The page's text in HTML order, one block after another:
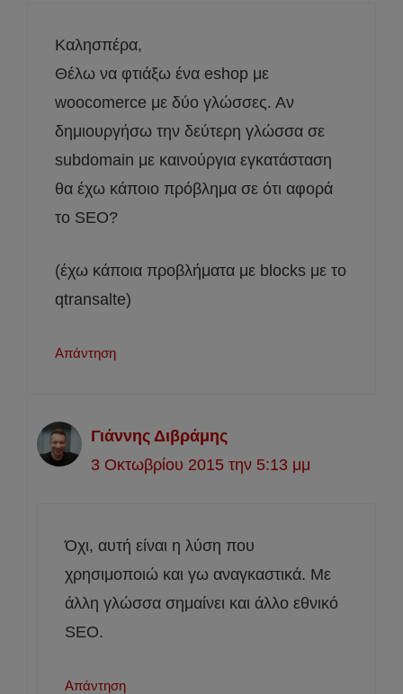
Καλησπέρα,
Θέλω να φτιάξω ένα eshop με
woocomerce με δύο γλώσσες. Αν
δημιουργήσω την δεύτερη γλώσσα σε
subdomain με καινούργια εγκατάσταση
θα έχω κάποιο πρόβλημα σε ότι αφορά
το SEO?
(έχω κάποια προβλήματα με blocks με το
qtransalte)
Απάντηση
Γιάννης Διβράμης
3 Οκτωβρίου 2015 την 5:13 μμ
Όχι, αυτή είναι η λύση που
χρησιμοποιώ και γω αναγκαστικά. Με
άλλη γλώσσα σημαίνει και άλλο εθνικό
SEO.
Απάντηση